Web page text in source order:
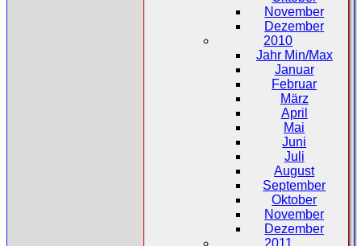
November
Dezember
2010
Jahr Min/Max
Januar
Februar
März
April
Mai
Juni
Juli
August
September
Oktober
November
Dezember
2011